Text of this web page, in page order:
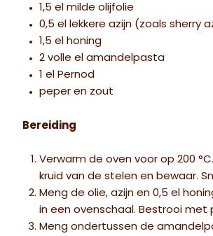
1,5 el milde olijfolie
0,5 el lekkere azijn (zoals sherry
1,5 el honing
2 volle el amandelpasta
1 el Pernod
peper en zout
Bereiding
Verwarm de oven voor op 200
kruid van de stelen en bewaar.
Meng de olie, azijn en 0,5 el
in een ovenschaal. Bestrooi met
Meng ondertussen de